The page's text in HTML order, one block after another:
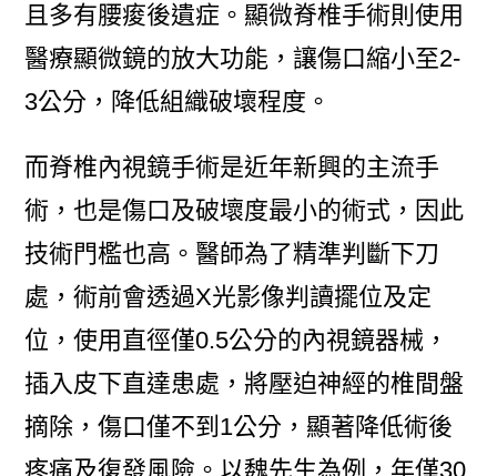
且多有腰痠後遺症。顯微脊椎手術則使用
醫療顯微鏡的放大功能，讓傷口縮小至2-
3公分，降低組織破壞程度。
而脊椎內視鏡手術是近年新興的主流手
術，也是傷口及破壞度最小的術式，因此
技術門檻也高。醫師為了精準判斷下刀
處，術前會透過X光影像判讀擺位及定
位，使用直徑僅0.5公分的內視鏡器械，
插入皮下直達患處，將壓迫神經的椎間盤
摘除，傷口僅不到1公分，顯著降低術後
疼痛及復發風險。以魏先生為例，年僅30